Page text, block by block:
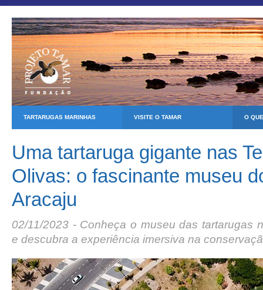
TARTARUGAS MARINHAS VISITE O TAMAR O
Uma tartaruga gigante nas
Olivas: o fascinante museu
Aracaju
02/11/2023 - Conheça o museu das tartarugas
e descubra a experiência imersiva na